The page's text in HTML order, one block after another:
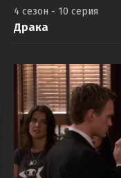
4 сезон - 10 серия
Драка